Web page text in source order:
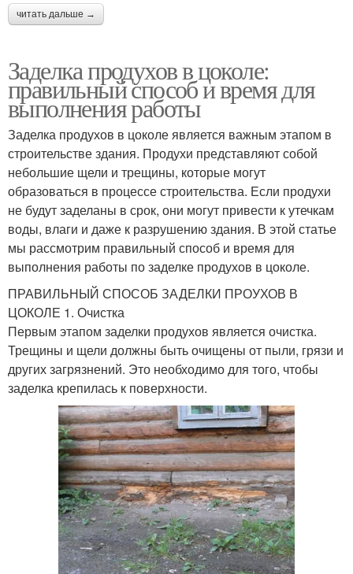
читать дальше →
Заделка продухов в цоколе:
правильный способ и время для
выполнения работы
Заделка продухов в цоколе является важным этапом в
строительстве здания. Продухи представляют собой
небольшие щели и трещины, которые могут
образоваться в процессе строительства. Если продухи
не будут заделаны в срок, они могут привести к утечкам
воды, влаги и даже к разрушению здания. В этой статье
мы рассмотрим правильный способ и время для
выполнения работы по заделке продухов в цоколе.
ПРАВИЛЬНЫЙ СПОСОБ ЗАДЕЛКИ ПРОУХОВ В
ЦОКОЛЕ 1. Очистка
Первым этапом заделки продухов является очистка.
Трещины и щели должны быть очищены от пыли, грязи и
других загрязнений. Это необходимо для того, чтобы
заделка крепилась к поверхности.